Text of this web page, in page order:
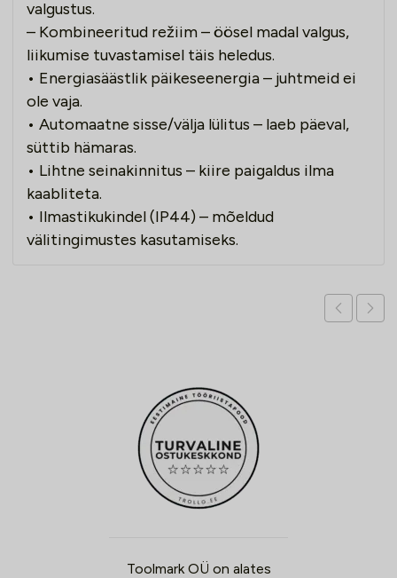
valgustus.
– Kombineeritud režiim – öösel madal valgus,
liikumise tuvastamisel täis heledus.
• Energiasäästlik päikeseenergia – juhtmeid ei
ole vaja.
• Automaatne sisse/välja lülitus – laeb päeval,
süttib hämaras.
• Lihtne seinakinnitus – kiire paigaldus ilma
kaabliteta.
• Ilmastikukindel (IP44) – mõeldud
välitingimustes kasutamiseks.
Toolmark OÜ on alates